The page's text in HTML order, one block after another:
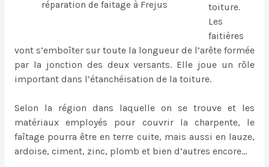
réparation de faitage à Frejus
toiture.
Les
faitières
vont s’emboîter sur toute la longueur de l’arête formée
par la jonction des deux versants. Elle joue un rôle
important dans l’étanchéisation de la toiture.
Selon la région dans laquelle on se trouve et les
matériaux employés pour couvrir la charpente, le
faîtage pourra être en terre cuite, mais aussi en lauze,
ardoise, ciment, zinc, plomb et bien d’autres encore…